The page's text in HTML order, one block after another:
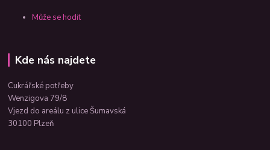
Může se hodit
Kde nás najdete
Cukrářské potřeby
Wenzigova 79/8
Vjezd do areálu z ulice Šumavská
30100 Plzeň